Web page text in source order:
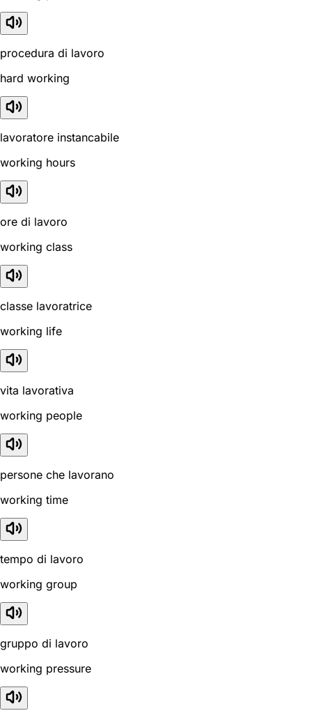
procedura di lavoro
hard working
lavoratore instancabile
working hours
ore di lavoro
working class
classe lavoratrice
working life
vita lavorativa
working people
persone che lavorano
working time
tempo di lavoro
working group
gruppo di lavoro
working pressure